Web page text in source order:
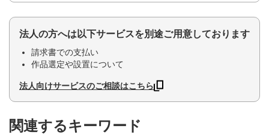
法人の方へは以下サービスを別途ご用意しております
請求書での支払い
作品選定や設置について
法人向けサービスのご相談はこちら
関連するキーワード